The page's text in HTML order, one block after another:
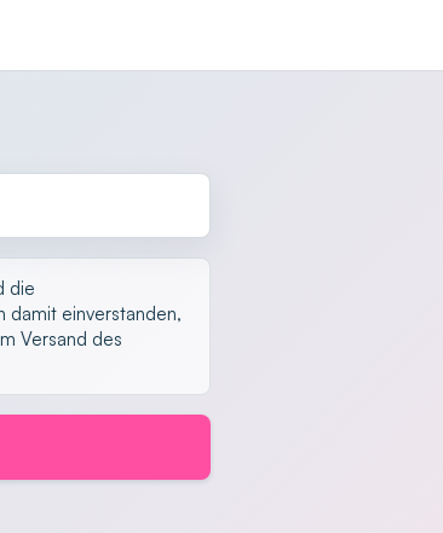
die
damit einverstanden,
Versand des